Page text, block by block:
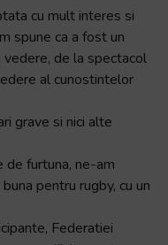
cu mult interes si
spune ca a fost un
de la spectacol
al cunostintelor
grave si nici alte
de furtuna, ne-am
pentru rugby, cu un
Federatiei